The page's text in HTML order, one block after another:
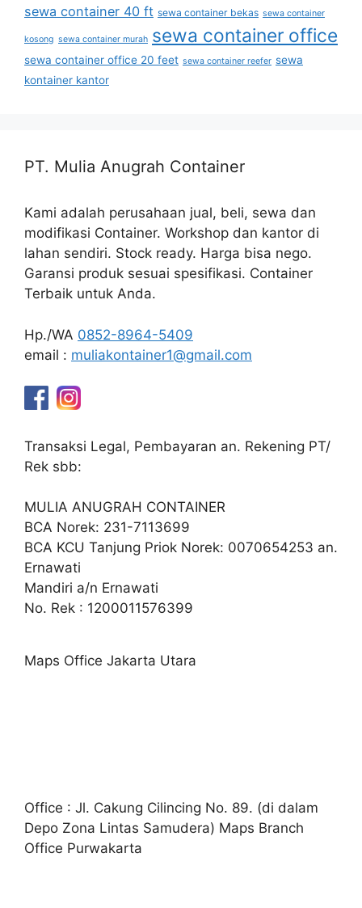
sewa container 40 ft sewa container bekas sewa container
kosong sewa container murah sewa container office
sewa container office 20 feet sewa container reefer sewa
kontainer kantor
PT. Mulia Anugrah Container
Kami adalah perusahaan jual, beli, sewa dan
modifikasi Container. Workshop dan kantor di
lahan sendiri. Stock ready. Harga bisa nego.
Garansi produk sesuai spesifikasi. Container
Terbaik untuk Anda.
Hp./WA 0852-8964-5409
email : muliakontainer1@gmail.com
Transaksi Legal, Pembayaran an. Rekening PT/
Rek sbb:
MULIA ANUGRAH CONTAINER
BCA Norek: 231-7113699
BCA KCU Tanjung Priok Norek: 0070654253 an.
Ernawati
Mandiri a/n Ernawati
No. Rek : 1200011576399
Maps Office Jakarta Utara
Office : Jl. Cakung Cilincing No. 89. (di dalam
Depo Zona Lintas Samudera) Maps Branch
Office Purwakarta